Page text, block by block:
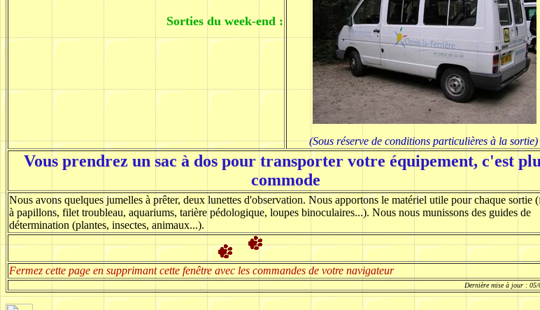
Sorties du week-end :
(Sous réserve de conditions particulières à la sortie)
Vous prendrez un sac à dos pour transporter votre équipement, c'est
commode
Nous avons quelques jumelles à prêter, deux lunettes d'observation. Nous apportons le matériel utile pour chaque sortie
à papillons, filet troubleau, aquariums, tarière pédologique, loupes binoculaires...). Nous nous munissons des guides de
détermination (plantes, insectes, animaux...).
Fermez cette page en supprimant cette fenêtre avec les commandes de votre navigateur
Dernière mise à jour : 05/